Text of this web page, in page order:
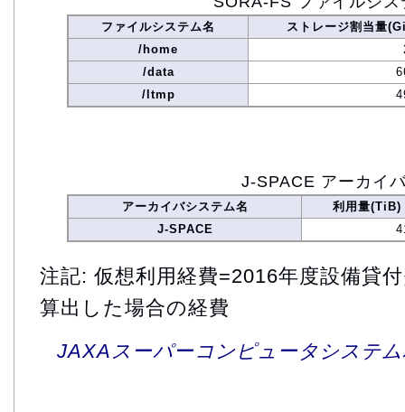
ファイルシステム名
ストレージ割当量
/home
/data
/ltmp
J-SPACE アーカイ
アーカイバシステム名
利用量(TiB)
J-SPACE
注記: 仮想利用経費=2016年度設備貸
算出した場合の経費
JAXAスーパーコンピュータシステ